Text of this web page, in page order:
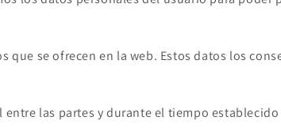
que se ofrecen en la web. Estos datos los
las partes y durante el tiempo